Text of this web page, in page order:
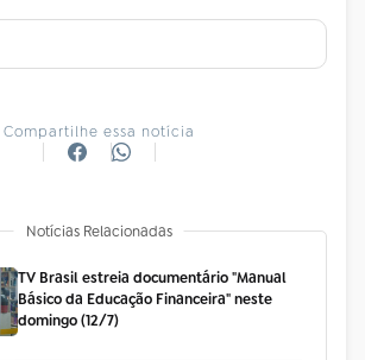
Compartilhe essa notícia
Notícias Relacionadas
TV Brasil estreia documentário "Manual
Básico da Educação Financeira" neste
domingo (12/7)